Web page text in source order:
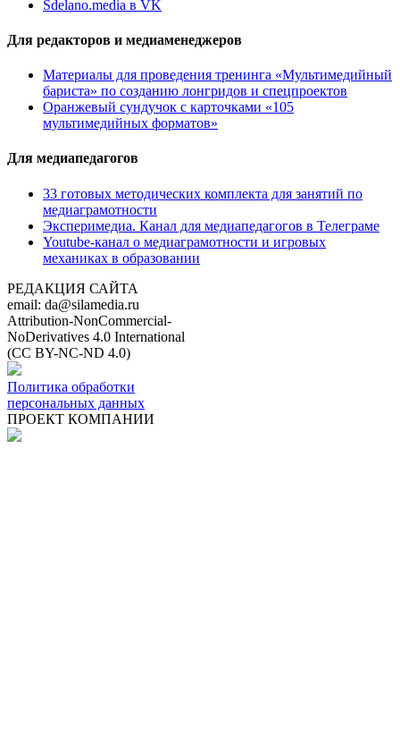
Sdelano.media в VK
Для редакторов и медиаменеджеров
Материалы для проведения тренинга «Мультимедийный
бариста» по созданию лонгридов и спецпроектов
Оранжевый сундучок с карточками «105
мультимедийных форматов»
Для медиапедагогов
33 готовых методических комплекта для занятий по
медиаграмотности
Эксперимедиа. Канал для медиапедагогов в Телеграме
Youtube-канал о медиаграмотности и игровых
механиках в образовании
РЕДАКЦИЯ САЙТА
email: da@silamedia.ru
Attribution-NonCommercial-
NoDerivatives 4.0 International
(CC BY-NC-ND 4.0)
Политика обработки
персональных данных
ПРОЕКТ КОМПАНИИ